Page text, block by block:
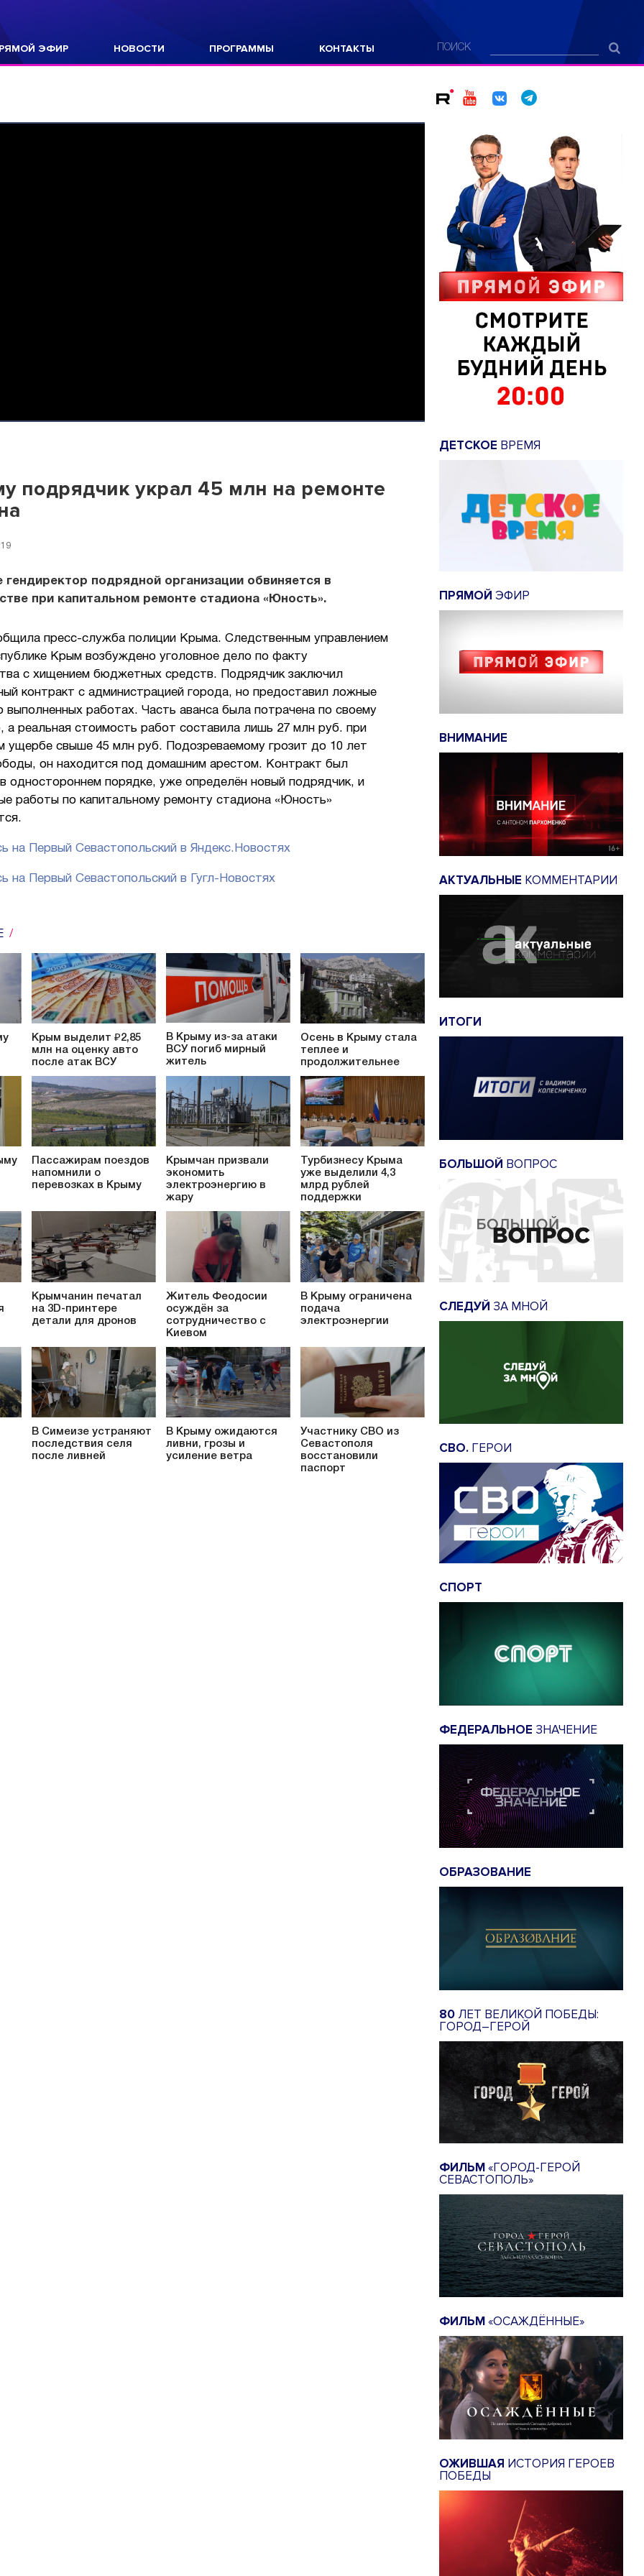
ЭФИР НОВОСТИ ПРОГРАММЫ КОНТАКТЫ ПОИСК
подрядчик украл 45 млн на ремонте
гендиректор подрядной организации обвиняется в
при капитальном ремонте стадиона «Юность».
пресс-служба полиции Крыма. Следственным управлением
Крым возбуждено уголовное дело по факту
с хищением бюджетных средств. Подрядчик заключил
контракт с администрацией города, но предоставил ложные
выполненных работах. Часть аванса была потрачена по своему
а реальная стоимость работ составила лишь 27 млн руб. при
ущербе свыше 45 млн руб. Подозреваемому грозит до 10 лет
он находится под домашним арестом. Контракт был
одностороннем порядке, уже определён новый подрядчик, и
работы по капитальному ремонту стадиона «Юность»
на Первый Севастопольский в Яндекс.Новостях
на Первый Севастопольский в Гугл-Новостях
Крым выделит ₽2,85
млн на оценку авто
после атак ВСУ
В Крыму из-за атаки
ВСУ погиб мирный
житель
Осень в Крыму стала
теплее и
продолжительнее
Пассажирам поездов
напомнили о
перевозках в Крыму
Крымчан призвали
экономить
электроэнергию в
жару
Турбизнесу Крыма
уже выделили 4,3
млрд рублей
поддержки
Крымчанин печатал
на 3D-принтере
детали для дронов
Житель Феодосии
осуждён за
сотрудничество с
Киевом
В Крыму ограничена
подача
электроэнергии
В Симеизе устраняют
последствия селя
после ливней
В Крыму ожидаются
ливни, грозы и
усиление ветра
Участнику СВО из
Севастополя
восстановили
паспорт
ДЕТСКОЕ ВРЕМЯ
ПРЯМОЙ ЭФИР
ВНИМАНИЕ
АКТУАЛЬНЫЕ КОММЕНТАРИИ
ИТОГИ
БОЛЬШОЙ ВОПРОС
СЛЕДУЙ ЗА МНОЙ
СВО. ГЕРОИ
СПОРТ
ФЕДЕРАЛЬНОЕ ЗНАЧЕНИЕ
ОБРАЗОВАНИЕ
80 ЛЕТ ВЕЛИКОЙ ПОБЕДЫ:
ГОРОД–ГЕРОЙ
ФИЛЬМ«ГОРОД-ГЕРОЙ
СЕВАСТОПОЛЬ»
ФИЛЬМ«ОСАЖДЁННЫЕ»
ОЖИВШАЯ ИСТОРИЯ ГЕРОЕВ
ПОБЕДЫ